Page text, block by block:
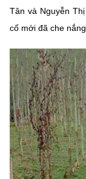
Tân và Nguyễn
cố mới đã che